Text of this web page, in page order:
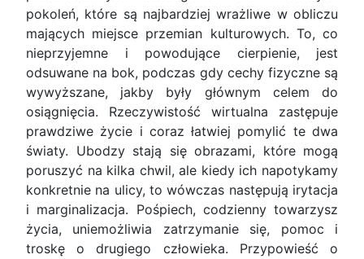
pokoleń, które są najbardziej wrażliwe w obliczu
mających miejsce przemian kulturowych. To, co
nieprzyjemne i powodujące cierpienie, jest
odsuwane na bok, podczas gdy cechy fizyczne są
wywyższane, jakby były głównym celem do
osiągnięcia. Rzeczywistość wirtualna zastępuje
prawdziwe życie i coraz łatwiej pomylić te dwa
światy. Ubodzy stają się obrazami, które mogą
poruszyć na kilka chwil, ale kiedy ich napotykamy
konkretnie na ulicy, to wówczas następują irytacja
i marginalizacja. Pośpiech, codzienny towarzysz
życia, uniemożliwia zatrzymanie się, pomoc i
troskę o drugiego człowieka. Przypowieść o